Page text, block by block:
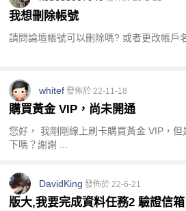
我想刪除帳號
請問論壇帳號可以刪除嗎? 或者更改帳戶
whitef 發佈於 22-11-18
購買黃金 VIP，尚未開通
您好， 我剛剛線上刷卡購買黃金 VIP，
下嗎？謝謝 ...
DavidKing 發佈於 22-6-21
版大,我要完成資料任務2 驗證信